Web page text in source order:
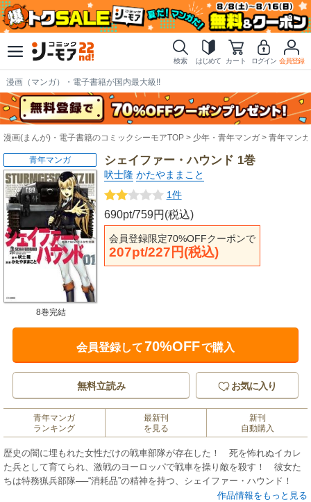
検索 はじめて カート ログイン 会員登録
漫画（マンガ）・電子書籍が国内最大級!!
漫画(まんが)・電子書籍のコミックシーモアTOP 少年・青年マンガ 青年マンガ
シェイファー・ハウンド 1巻
吠士隆 かたやままこと
1件
690pt/759円(税込)
会員登録限定70%OFFクーポンで
207pt/227円(税込)
青年マンガ
8巻完結
会員登録して70%OFFで購入
無料立読み お気に入り
青年マンガ
ランキング
最新刊
を見る
新刊
自動購入
歴史の闇に埋もれた女性だけの戦車部隊が存在した！ 死を怖れぬイカレ
た兵として育てられ、激戦のヨーロッパで戦車を操り敵を殺す！ 彼女た
ちは特務猟兵部隊──“消耗品”の精神を持つ、シェイファー・ハウンド！
作品情報をもっと見る